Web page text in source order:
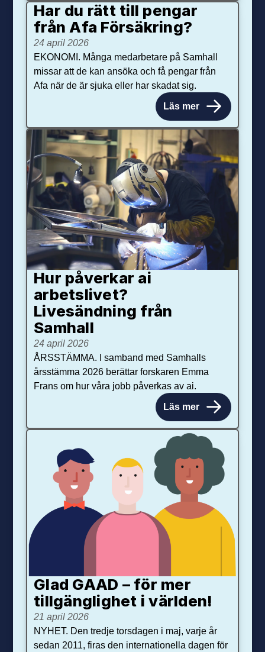
Har du rätt till pengar
från Afa Försäkring?
24 april 2026
EKONOMI. Många medarbetare på Samhall
missar att de kan ansöka och få pengar från
Afa när de är sjuka eller har skadat sig.
Läs mer
Hur påverkar ai
arbetslivet?
Livesändning från
Samhall
24 april 2026
ÅRSSTÄMMA. I samband med Samhalls
årsstämma 2026 berättar forskaren Emma
Frans om hur våra jobb påverkas av ai.
Läs mer
Glad GAAD – för mer
tillgänglighet i världen!
21 april 2026
NYHET. Den tredje torsdagen i maj, varje år
sedan 2011, firas den internationella dagen för